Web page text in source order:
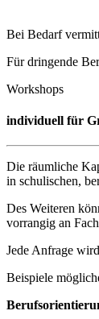
Bei Bedarf
Für dringende
Workshops
individuell für
Die räumliche
in schulischen,
Des Weiteren
vorrangig an
Jede Anfrage
Beispiele